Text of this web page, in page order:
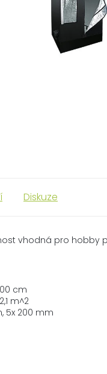
Diskuze
vhodná pro hobby
cm
2,1 m^2
5x 200 mm